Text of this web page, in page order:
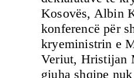
Kosovës, Albin
konferencë për
kryeministrin e
Veriut, Hristijan
gjuha shqipe